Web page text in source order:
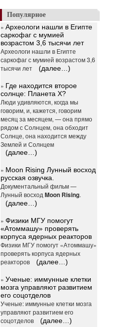
Популярное
»Археологи нашли в Египте
саркофаг с мумией
возрастом 3,6 тысячи лет
Археологи нашли в Египте
саркофаг с мумией возрастом 3,6
тысячи лет
(далее…)
» Где находится второе
солнце: Планета X?
Люди удивляются, когда мы
говорим, и, кажется, говорим
месяц за месяцем, — она прямо
рядом с Солнцем, она обходит
Солнце, она находится между
Землей и Солнцем
(далее…)
» Moon Rising Лунный восход
русская озвучка.
Документальный фильм —
Лунный восходMoon Rising.
(далее…)
»Физики МГУ помогут
«Атоммашу» проверять
корпуса ядерных реакторов
Физики МГУ помогут «Атоммашу»
проверять корпуса ядерных
реакторов
(далее…)
»Ученые: иммунные клетки
мозга управляют развитием
его соцотделов
Ученые: иммунные клетки мозга
управляют развитием его
соцотделов
(далее…)